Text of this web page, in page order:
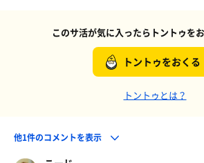
このサ活が気に入ったらトントゥを
トントゥをおくる
トントゥとは？
他1件のコメントを表示